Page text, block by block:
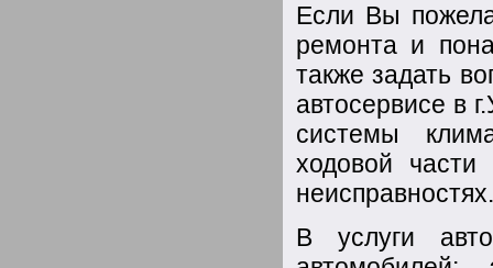
Если Вы
ремонта и
также задать
автосервисе в
системы
ходовой
неисправностях.
В услуги